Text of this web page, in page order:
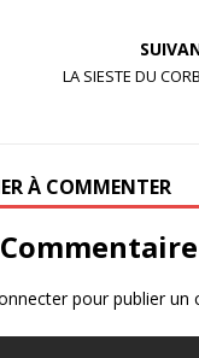
LA SIESTE DU
À COMMENTER
pour publier un